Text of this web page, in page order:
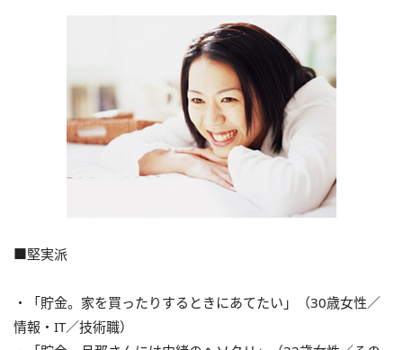
■堅実派
・「貯金。家を買ったりするときにあてたい」（30歳女性／
情報・IT／技術職）